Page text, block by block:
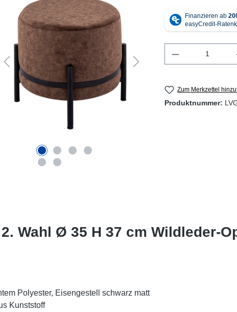
Produkt
Zum Merkzettel
Produktnummer:
Wahl Ø 35 H 37 cm Wildleder-
Polyester, Eisengestell schwarz matt
Kunststoff